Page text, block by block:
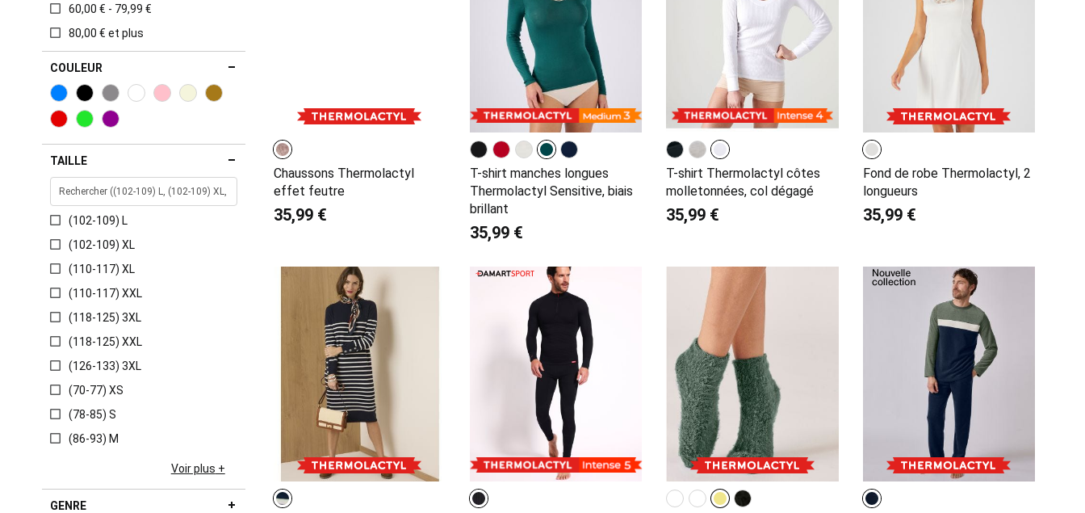
Chaussons Thermolactyl
effet feutre
35,99 €
T-shirt manches longues
Thermolactyl Sensitive, biais
brillant
35,99 €
T-shirt Thermolactyl côtes
molletonnées, col dégagé
35,99 €
Fond de robe Thermolactyl, 2
longueurs
35,99 €
60,00 € - 79,99 €
80,00 € et plus
COULEUR
TAILLE
(102-109) L
(102-109) XL
(110-117) XL
(110-117) XXL
(118-125) 3XL
(118-125) XXL
(126-133) 3XL
(70-77) XS
(78-85) S
(86-93) M
Voir plus
GENRE